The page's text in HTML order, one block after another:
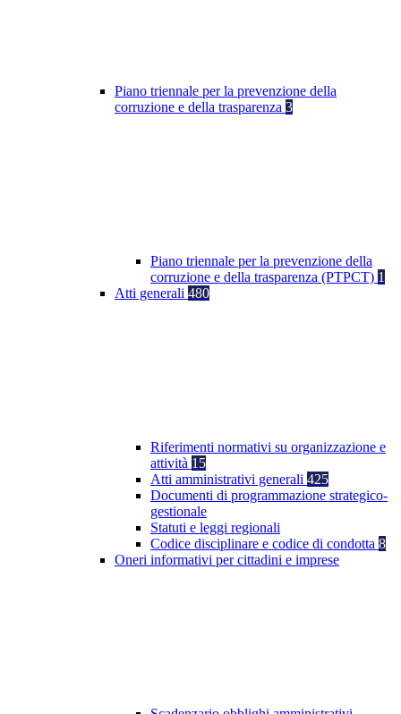
Piano triennale per la prevenzione della
corruzione e della trasparenza 3
Piano triennale per la prevenzione della
corruzione e della trasparenza (PTPCT) 1
Atti generali 480
Riferimenti normativi su organizzazione e
attività 15
Atti amministrativi generali 425
Documenti di programmazione strategico-
gestionale
Statuti e leggi regionali
Codice disciplinare e codice di condotta 8
Oneri informativi per cittadini e imprese